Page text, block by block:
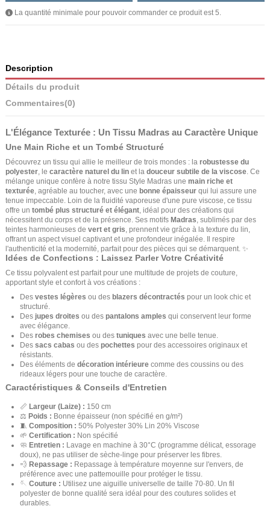
La quantité minimale pour pouvoir commander ce produit est 5.
Description
Détails du produit
Commentaires(0)
L'Élégance Texturée : Un Tissu Madras au Caractère Unique
Une Main Riche et un Tombé Structuré
Découvrez un tissu qui allie le meilleur de trois mondes : la robustesse du
polyester, le caractère naturel du lin et la douceur subtile de la viscose. Ce
mélange unique confère à notre tissu Style Madras une main riche et
texturée, agréable au toucher, avec une bonne épaisseur qui lui assure une
tenue impeccable. Loin de la fluidité vaporeuse d'une pure viscose, ce tissu
offre un tombé plus structuré et élégant, idéal pour des créations qui
nécessitent du corps et de la présence. Ses motifs Madras, sublimés par des
teintes harmonieuses de vert et gris, prennent vie grâce à la texture du lin,
offrant un aspect visuel captivant et une profondeur inégalée. Il respire
l'authenticité et la modernité, parfait pour des pièces qui se démarquent. ✨
Idées de Confections : Laissez Parler Votre Créativité
Ce tissu polyvalent est parfait pour une multitude de projets de couture,
apportant style et confort à vos créations :
Des vestes légères ou des blazers décontractés pour un look chic et
structuré.
Des jupes droites ou des pantalons amples qui conservent leur forme
avec élégance.
Des robes chemises ou des tuniques avec une belle tenue.
Des sacs cabas ou des pochettes pour des accessoires originaux et
résistants.
Des éléments de décoration intérieure comme des coussins ou des
rideaux légers pour une touche de caractère.
Caractéristiques & Conseils d'Entretien
📏 Largeur (Laize) : 150 cm
⚖️ Poids : Bonne épaisseur (non spécifié en g/m²)
🧵 Composition : 50% Polyester 30% Lin 20% Viscose
🌱 Certification : Non spécifié
🧼 Entretien : Lavage en machine à 30°C (programme délicat, essorage
doux), ne pas utiliser de sèche-linge pour préserver les fibres.
💨 Repassage : Repassage à température moyenne sur l'envers, de
préférence avec une pattemouille pour protéger le tissu.
🪡 Couture : Utilisez une aiguille universelle de taille 70-80. Un fil
polyester de bonne qualité sera idéal pour des coutures solides et
durables.